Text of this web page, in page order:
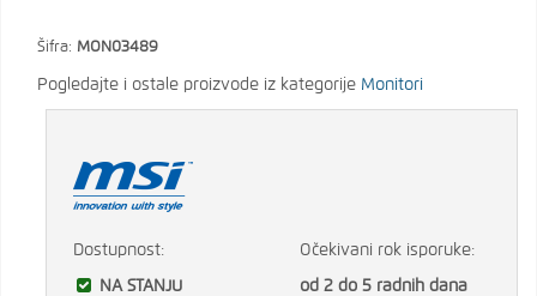
Šifra: MON03489
Pogledajte i ostale proizvode iz kategorije Monitori
Dostupnost:
NA STANJU
Očekivani rok isporuke:
od 2 do 5 radnih dana